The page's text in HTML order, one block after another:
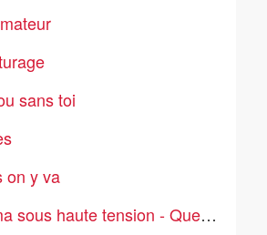
sans toi
on y va
haute tension - Que la bête meure